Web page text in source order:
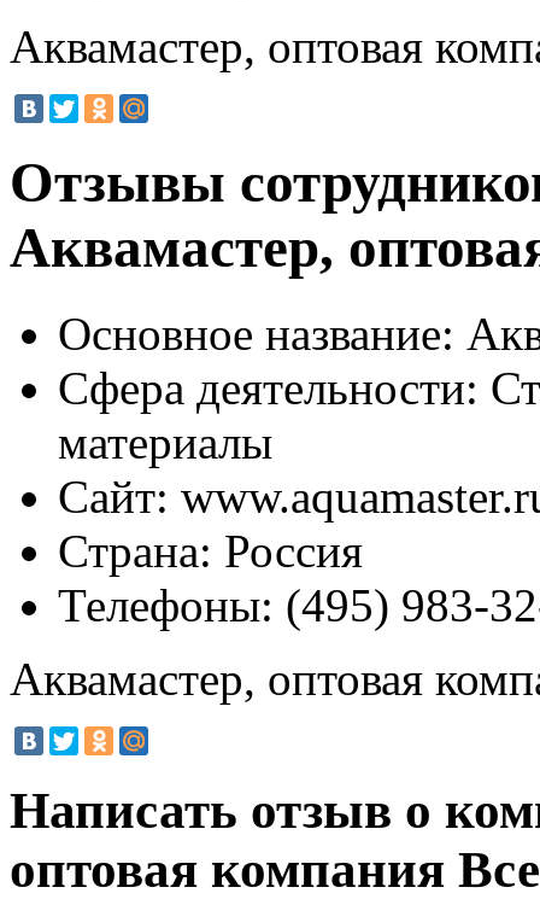
Аквамастер, оптовая
Отзывы
Аквамастер,
Основное название:
Сфера деятельности:
материалы
Сайт:
Страна: Россия
Телефоны: (495) 983-
Аквамастер, оптовая
Написать отзыв о
оптовая компания